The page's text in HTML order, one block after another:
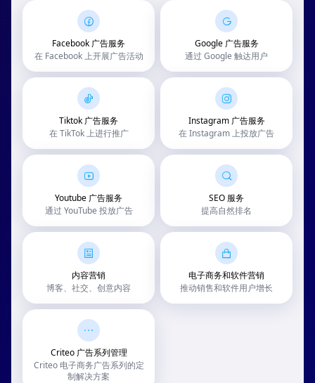
Facebook 广告服务
在 Facebook 上开展广告活动
Google 广告服务
通过 Google 触达用户
Tiktok 广告服务
在 TikTok 上进行推广
Instagram 广告服务
在 Instagram 上投放广告
Youtube 广告服务
通过 YouTube 投放广告
SEO 服务
提高自然排名
内容营销
博客、社交、创意内容
电子商务和软件营销
推动销售和软件用户增长
Criteo 广告系列管理
Criteo 电子商务广告系列的定
制解决方案